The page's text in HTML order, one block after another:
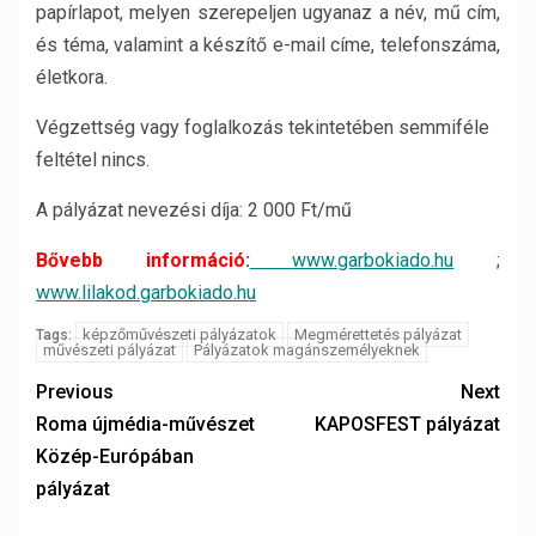
papírlapot, melyen szerepeljen ugyanaz a név, mű cím,
és téma, valamint a készítő e-mail címe, telefonszáma,
életkora.
Végzettség vagy foglalkozás tekintetében semmiféle
feltétel nincs.
A pályázat nevezési díja: 2 000 Ft/mű
Bővebb információ: www.garbokiado.hu ;
www.lilakod.garbokiado.hu
Tags: képzőművészeti pályázatok
Megmérettetés pályázat
művészeti pályázat
Pályázatok magánszemélyeknek
Previous
Roma újmédia-művészet
Közép-Európában
pályázat
Next
KAPOSFEST pályázat